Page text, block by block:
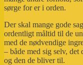
sørge for er i orden.
Der skal mange gode
ordentligt måltid til de
med de nødvendige
– både med sig selv, det
og den de bliver til.